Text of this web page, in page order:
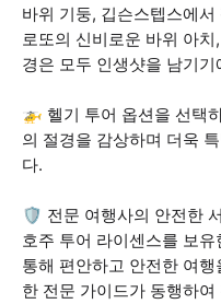
바위 기둥, 깁슨스텝스에
로또의 신비로운 바위 아
경은 모두 인생샷을 남기
🚁 헬기 투어 옵션을 선택
의 절경을 감상하며 더욱
다.
🛡️ 전문 여행사의 안전한
호주 투어 라이센스를 보
통해 편안하고 안전한 여
한 전문 가이드가 동행하